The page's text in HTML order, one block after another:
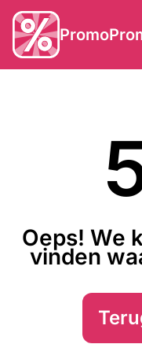
Oeps! We
vinden